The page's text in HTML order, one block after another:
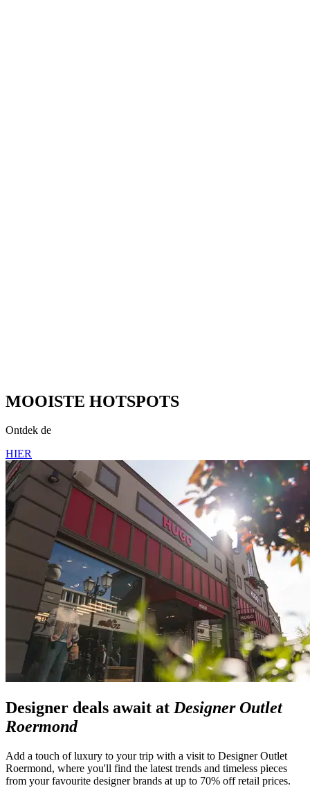
MOOISTE HOTSPOTS
Ontdek de
HIER
Designer deals await at Designer Outlet
Roermond
Add a touch of luxury to your trip with a visit to Designer Outlet
Roermond, where you'll find the latest trends and timeless pieces
from your favourite designer brands at up to 70% off retail prices.